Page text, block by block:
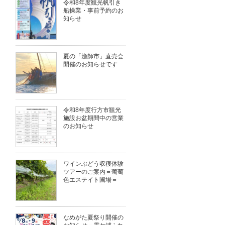
令和8年度観光帆引き
船操業・事前予約のお
知らせ
夏の「漁師市」直売会
開催のお知らせです
令和8年度行方市観光
施設お盆期間中の営業
のお知らせ
ワインぶどう収穫体験
ツアーのご案内＝葡萄
色エステイト圃場＝
なめがた夏祭り開催の